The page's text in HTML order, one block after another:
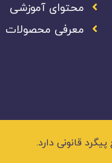
محتوای آموزشی
معرفی محصولات
قانونی دارد.